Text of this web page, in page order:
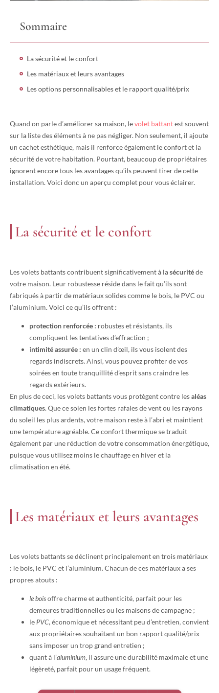
Sommaire
La sécurité et le confort
Les matériaux et leurs avantages
Les options personnalisables et le rapport qualité/prix
Quand on parle d’améliorer sa maison, levolet battantest souvent
sur la liste des éléments à ne pas négliger. Non seulement, il ajoute
un cachet esthétique, mais il renforce également le confort et la
sécurité de votre habitation. Pourtant, beaucoup de propriétaires
ignorent encore tous les avantages qu’ils peuvent tirer de cette
installation. Voici donc un aperçu complet pour vous éclairer.
La sécurité et le confort
Les volets battants contribuent significativement à lasécuritéde
votre maison. Leur robustesse réside dans le fait qu’ils sont
fabriqués à partir de matériaux solides comme le bois, le PVC ou
l’aluminium. Voici ce qu’ils offrent :
protection renforcée : robustes et résistants, ils
compliquent les tentatives d’effraction ;
intimité assurée : en un clin d’œil, ils vous isolent des
regards indiscrets. Ainsi, vous pouvez profiter de vos
soirées en toute tranquillité d’esprit sans craindre les
regards extérieurs.
En plus de ceci, les volets battants vous protègent contre lesaléas
climatiques. Que ce soien les fortes rafales de vent ou les rayons
du soleil les plus ardents, votre maison reste à l’abri et maintient
une température agréable. Ce confort thermique se traduit
également par une réduction de votre consommation énergétique,
puisque vous utilisez moins le chauffage en hiver et la
climatisation en été.
Les matériaux et leurs avantages
Les volets battants se déclinent principalement en trois matériaux
: le bois, le PVC et l’aluminium. Chacun de ces matériaux a ses
propres atouts :
le boisoffre charme et authenticité, parfait pour les
demeures traditionnelles ou les maisons de campagne ;
le PVC, économique et nécessitant peu d’entretien, convient
aux propriétaires souhaitant un bon rapport qualité/prix
sans imposer un trop grand entretien ;
quant à l’aluminium, il assure une durabilité maximale et une
légèreté, parfait pour un usage fréquent.